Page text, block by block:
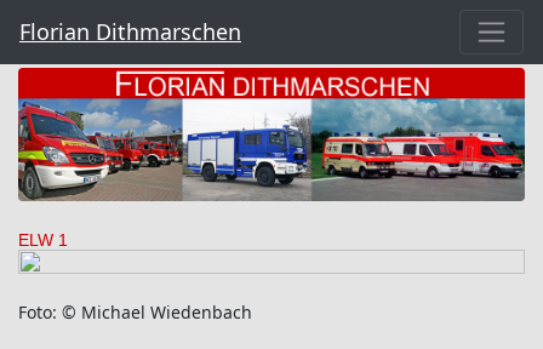
Florian Dithmarschen
ELW 1
Foto: © Michael Wiedenbach